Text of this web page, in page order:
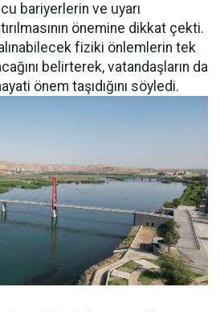
bariyerlerin ve uyarı
önemine dikkat çekti.
fiziki önlemlerin tek
belirterek, vatandaşların da
önem taşıdığını söyledi.